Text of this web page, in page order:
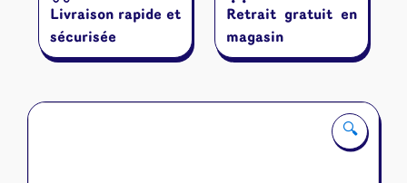
🔍
Livraison rapide et
sécurisée
Retrait gratuit en
magasin